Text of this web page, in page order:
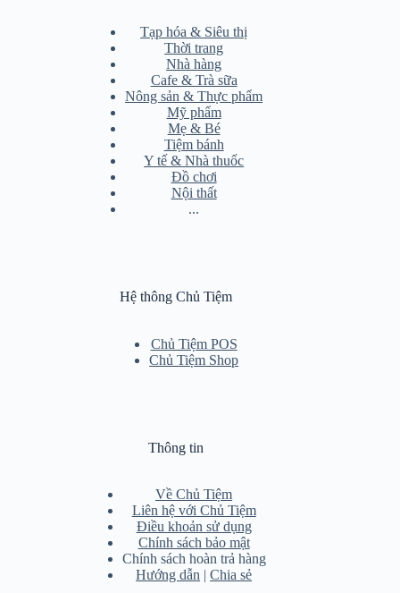
Tạp hóa & Siêu thị
Thời trang
Nhà hàng
Cafe & Trà sữa
Nông sản & Thực phẩm
Mỹ phẩm
Mẹ & Bé
Tiệm bánh
Y tế & Nhà thuốc
Đồ chơi
Nội thất
...
Hệ thông Chủ Tiệm
Chủ Tiệm POS
Chủ Tiệm Shop
Thông tin
Về Chủ Tiệm
Liên hệ với Chủ Tiệm
Điều khoản sử dụng
Chính sách bảo mật
Chính sách hoàn trả hàng
Hướng dẫn |Chia sẻ